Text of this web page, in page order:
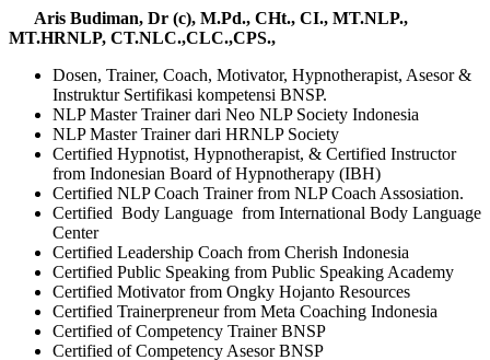
Aris Budiman, Dr (c), M.Pd., CHt., CI., MT.NLP.,
MT.HRNLP, CT.NLC.,CLC.,CPS.,
Dosen, Trainer, Coach, Motivator, Hypnotherapist, Asesor &
Instruktur Sertifikasi kompetensi BNSP.
NLP Master Trainer dari Neo NLP Society Indonesia
NLP Master Trainer dari HRNLP Society
Certified Hypnotist, Hypnotherapist, & Certified Instructor
from Indonesian Board of Hypnotherapy (IBH)
Certified NLP Coach Trainer from NLP Coach Assosiation.
Certified Body Language from International Body Language
Center
Certified Leadership Coach from Cherish Indonesia
Certified Public Speaking from Public Speaking Academy
Certified Motivator from Ongky Hojanto Resources
Certified Trainerpreneur from Meta Coaching Indonesia
Certified of Competency Trainer BNSP
Certified of Competency Asesor BNSP